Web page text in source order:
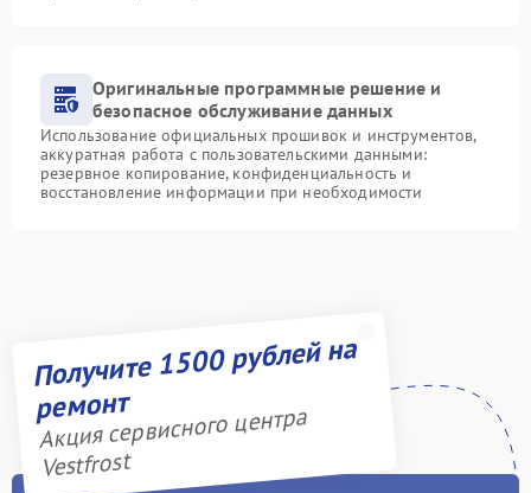
Оригинальные программные решение и
безопасное обслуживание данных
Использование официальных прошивок и инструментов,
аккуратная работа с пользовательскими данными:
резервное копирование, конфиденциальность и
восстановление информации при необходимости
Получите 1500 рублей на
ремонт
Акция сервисного центра
Vestfrost